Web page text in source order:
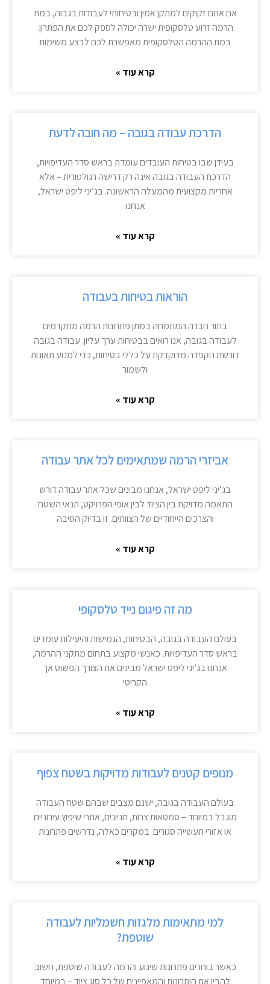
אם אתם זקוקים למתקן אמין ובטיחותי לעבודות בגבוה, במת
הרמה זרוע טלסקופית ישרה יכולה לספק לכם את הפתרון.
במת ההרמה הטלסקופית מאפשרת לכם לבצע משימות
קרא עוד »
הדרכת עבודה בגובה – מה חובה לדעת
בעידן שבו בטיחות העובדים עומדת בראש סדר העדיפויות,
הדרכת העבודה בגובה אינה רק דרישה רגולטורית – אלא
אחריות מקצועית מהמעלה הראשונה. בג’יני ליפט ישראל,
אנחנו
קרא עוד »
הוראות בטיחות בעבודה
בתור חברה המתמחה במתן פתרונות הרמה מתקדמים
לעבודה בגובה, אנו רואים בבטיחות ערך עליון. עבודה בגובה
דורשת הקפדה מדוקדקת על כללי בטיחות, כדי למנוע תאונות
ולשמור
קרא עוד »
אביזרי הרמה שמתאימים לכל אתר עבודה
בג’יני ליפט ישראל, אנחנו מבינים שכל אתר עבודה דורש
התאמה מדויקת בין הציוד לבין אופי הפרויקט, תנאי השטח
והצרכים הייחודיים של הצוותים. זו בדיוק הסיבה
קרא עוד »
מה זה פיגום נייד טלסקופי
בעולם העבודה בגובה, הבטיחות, הגמישות והיעילות עומדים
בראש סדר העדיפויות. כאנשי מקצוע בתחום מתקני ההרמה,
אנחנו בג’יני ליפט ישראל מבינים את הצורך הפשוט אך
הקריטי
קרא עוד »
מנופים קטנים לעבודות מדויקות בשטח צפוף
בעולם העבודה בגובה, ישנם מצבים שבהם שטח העבודה
מוגבל במיוחד – סמטאות צרות, חניונים, אתרי שיפוץ עירוניים
או אזורי תעשייה סגורים. במקרים כאלה, נדרשים פתרונות
קרא עוד »
למי מתאימות מלגזות חשמליות לעבודה
שוטפת?
כאשר בוחרים פתרונות שינוע והרמה לעבודה שוטפת, חשוב
להבין את היתרונות והמאפיינים של כל סוג ציוד – במיוחד